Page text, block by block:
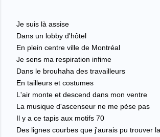
Je suis là assise
Dans un lobby d'hôtel
En plein centre ville de Montréal
Je sens ma respiration infime
Dans le brouhaha des travailleurs
En tailleurs et costumes
L'air monte et descend dans mon ventre
La musique d'ascenseur ne me pèse pas
Il y a ce tapis aux motifs 70
Des lignes courbes que j'aurais pu trouver